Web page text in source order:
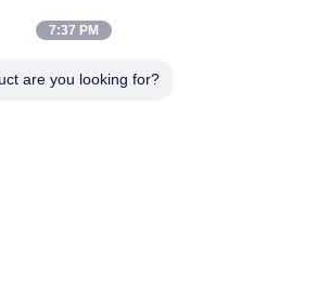
新しい
7:37 PM
are you looking for?